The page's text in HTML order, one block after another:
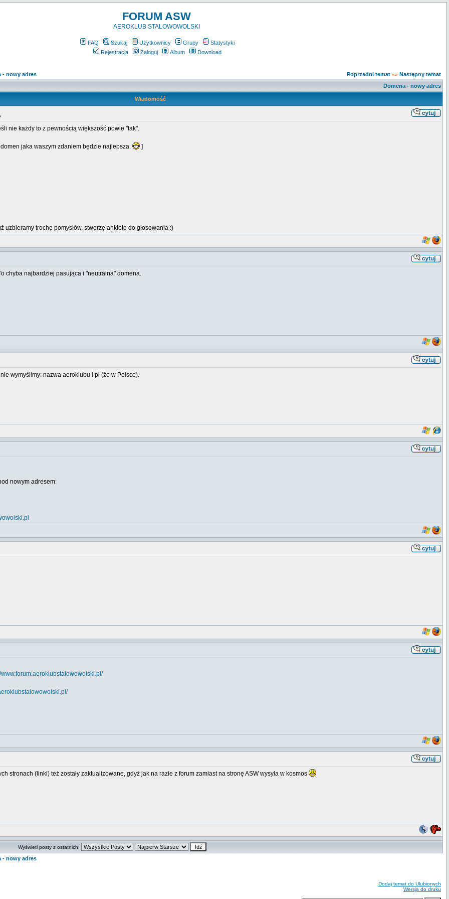
FORUM ASW
AEROKLUB STALOWOWOLSKI
FAQ Szukaj Użytkownicy Grupy
Statystyki
Rejestracja
Zaloguj Album Download
- nowy adres Poprzedni temat «» Następny temat
Domena - nowy adres
Wiadomość
nie każdy to z pewnością większość powie "tak".
jaka waszym zdaniem będzie najlepsza. ]
uzbieramy trochę pomysłów, stworzę ankietę do głosowania :)
chyba najbardziej pasująca i "neutralna" domena.
wymyślimy: nazwa aeroklubu i pl (że w Polsce).
nowym adresem:
www.forum.aeroklubstalowowolski.pl/
stronach (linki) też zostały zaktualizowane, gdyż jak na razie z forum zamiast na stronę ASW wysyła w kosmos
Wyświetl posty z ostatnich:
- nowy adres
Dodaj temat do Ulubionych
Wersja do druku